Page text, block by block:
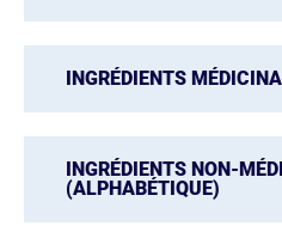
INGRÉDIENTS
INGRÉDIENTS NON-
(ALPHABÉTIQUE)